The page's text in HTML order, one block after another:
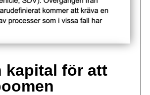
kapital för att